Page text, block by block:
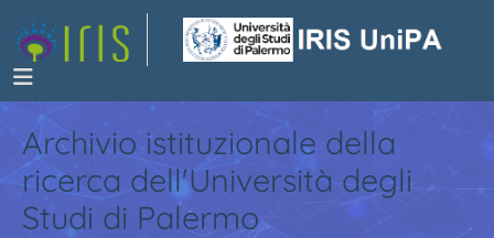
Archivio istituzionale della
ricerca dell'Università degli
Studi di Palermo